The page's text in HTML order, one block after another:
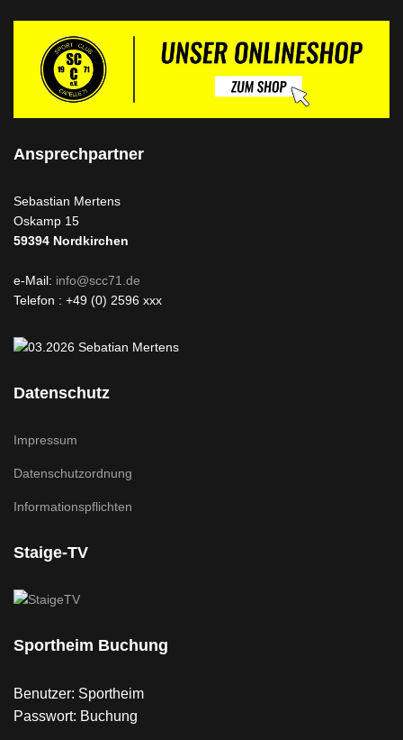
Ansprechpartner
Sebastian Mertens
Oskamp 15
59394 Nordkirchen
e-Mail: info@scc71.de
Telefon : +49 (0) 2596 xxx
Datenschutz
Impressum
Datenschutzordnung
Informationspflichten
Staige-TV
Sportheim Buchung
Benutzer: Sportheim
Passwort: Buchung